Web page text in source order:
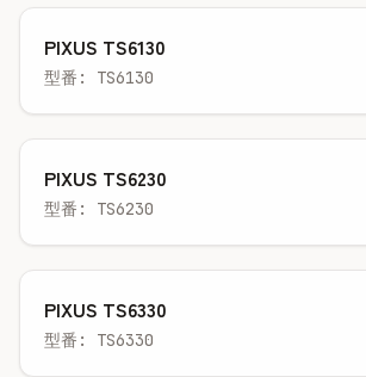
PIXUS TS6130
型番: TS6130
PIXUS TS6230
型番: TS6230
PIXUS TS6330
型番: TS6330